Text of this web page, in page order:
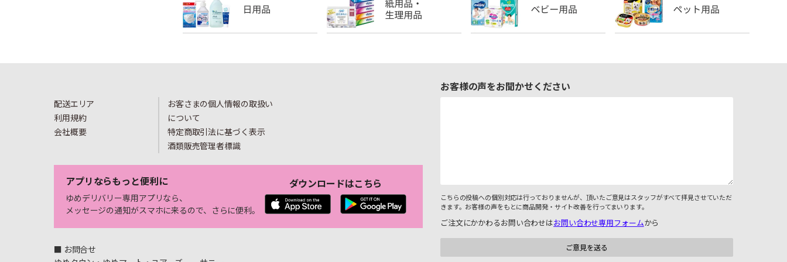
配送エリア
利用規約
会社概要
お客さまの個人情報の取扱い
について
特定商取引法に基づく表示
酒類販売管理者標識
アプリならもっと便利に
ゆめデリバリー専用アプリなら、
メッセージの通知がスマホに来るので、さらに便利。
ダウンロードはこちら
■ お問合せ
お客様の声をお聞かせください
こちらの投稿への個別対応は行っておりませんが、頂いたご意見はスタッフがすべて拝見させていただ
きます。お客様の声をもとに商品開発・サイト改善を行ってまいります。
ご注文にかかわるお問い合わせはお問い合わせ専用フォームから